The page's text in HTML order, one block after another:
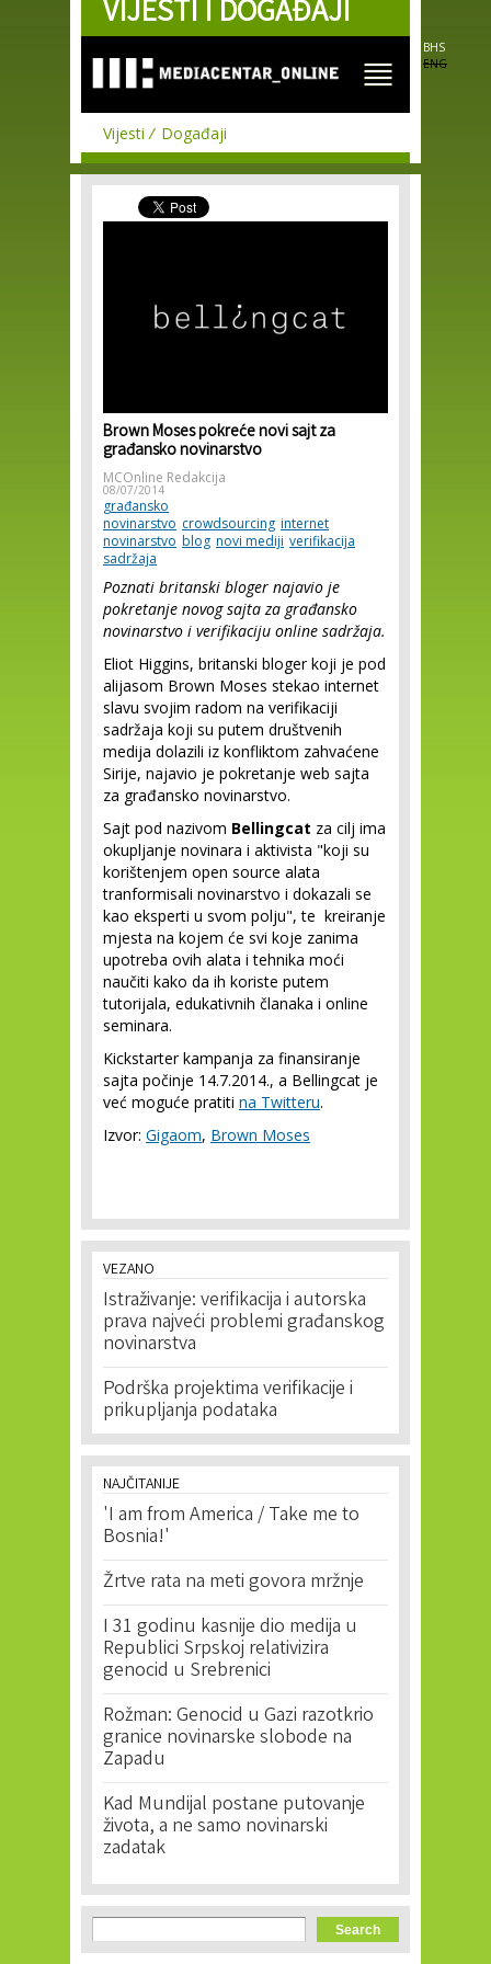
Skip to
main
VIJESTI I DOGAĐAJI
BHS
ENG
Vijesti Događaji
Brown Moses pokreće novi sajt za
građansko novinarstvo
MCOnline Redakcija
08/07/2014
građansko
novinarstvo crowdsourcing internet
novinarstvo blog novi mediji verifikacija
sadržaja
Poznati britanski bloger najavio je
pokretanje novog sajta za građansko
novinarstvo i verifikaciju online sadržaja.
Eliot Higgins, britanski bloger koji je pod
alijasom Brown Moses stekao internet
slavu svojim radom na verifikaciji
sadržaja koji su putem društvenih
medija dolazili iz konfliktom zahvaćene
Sirije, najavio je pokretanje web sajta
za građansko novinarstvo.
Sajt pod nazivom Bellingcat za cilj ima
okupljanje novinara i aktivista "koji su
korištenjem open source alata
tranformisali novinarstvo i dokazali se
kao eksperti u svom polju", te kreiranje
mjesta na kojem će svi koje zanima
upotreba ovih alata i tehnika moći
naučiti kako da ih koriste putem
tutorijala, edukativnih članaka i online
seminara.
Kickstarter kampanja za finansiranje
sajta počinje 14.7.2014., a Bellingcat je
već moguće pratiti na Twitteru.
Izvor: Gigaom, Brown Moses
VEZANO
Istraživanje: verifikacija i autorska
prava najveći problemi građanskog
novinarstva
Podrška projektima verifikacije i
prikupljanja podataka
NAJČITANIJE
'I am from America / Take me to
Bosnia!'
Žrtve rata na meti govora mržnje
I 31 godinu kasnije dio medija u
Republici Srpskoj relativizira
genocid u Srebrenici
Rožman: Genocid u Gazi razotkrio
granice novinarske slobode na
Zapadu
Kad Mundijal postane putovanje
života, a ne samo novinarski
zadatak
Search form
Search